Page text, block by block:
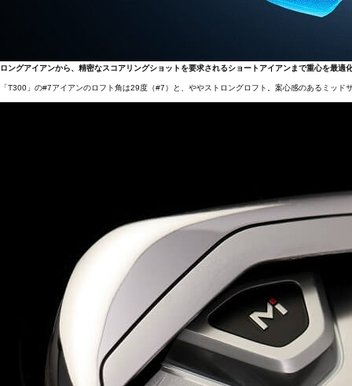
ロングアイアンから、精密なスコアリングショットを要求されるショートアイアンまで重心を最適
「T300」の#7アイアンのロフト角は29度（#7）と、ややストロングロフト。案心感のあるミッ